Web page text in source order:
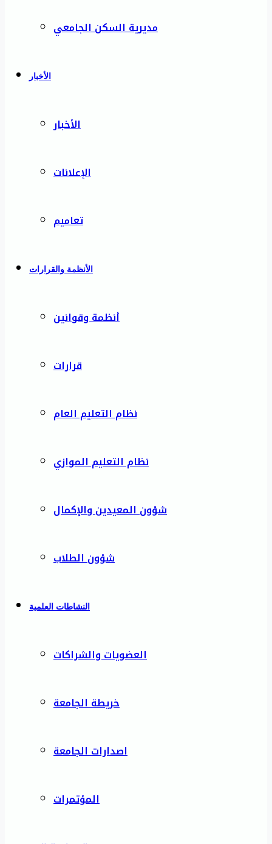
مديرية السكن الجامعي
الأخبار
الأخبار
الإعلانات
تعاميم
الأنظمة والقرارات
أنظمة وقوانين
قرارات
نظام التعليم العام
نظام التعليم الموازي
شؤون المعيدين والإكمال
شؤون الطلاب
النشاطات العلمية
العضويات والشراكات
خريطة الجامعة
اصدارات الجامعة
المؤتمرات